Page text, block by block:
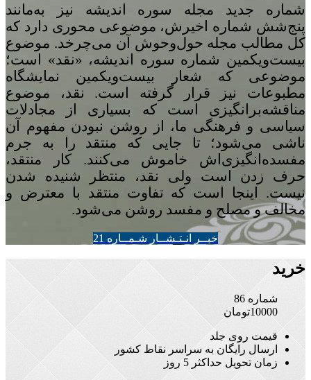
شماره‌ جدید مجله سوره اندیشه نیز به‌مانند
پنجشش شماره‌ اخیرش، موضوعی محوری دارد که
کل مطالب مجله حول‌وحوش آن می‌چرخد. موضوع
بیست‌ویکمین شماره‌ سوره‌ اندیشه، «نقد» است؛
موضوعی که شعار بیست‌ویکمین نمایشگاه
مطبوعات نیز قرار گرفته است. نقد، موضوع
مناقشه‌برانگیزی است که بسیاری از مجادلات
سیاسی و فرهنگی ما، از روشن نبودن مفهوم آن
ناشی می‌شود؛ تا جایی که منتقد را به جرم
مفسده‌انگیزی‌اش خاموش می‌کنند. کار منتقد،
حرف زدن است ولی نقد، منتظر شنیده شدن
نیست. اینجا است که تفاوت منتقد با معترض و
مخالف و مصلح و مفسد روشن می‌شود.
خبــر انـتـشــار شـمــاره 21
خرید
شماره 86
10000تومان
قیمت روی جلد
ارسال رایگان به سراسر نقاط کشور
زمان تحویل حداکثر 5 روز